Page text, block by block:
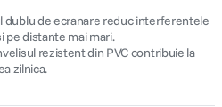
dublu de ecranare reduc interferentele
pe distante mai mari.
rezistent din PVC contribuie la
zilnica.